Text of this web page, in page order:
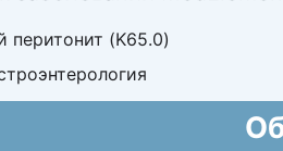
перитонит (K65.0)